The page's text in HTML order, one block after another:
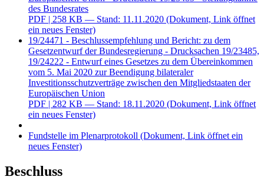
des Bundesrates
PDF | 258 KB — Stand: 11.11.2020 (Dokument, Link öffnet
ein neues Fenster)
19/24471 - Beschlussempfehlung und Bericht: zu dem
Gesetzentwurf der Bundesregierung - Drucksachen 19/23485,
19/24222 - Entwurf eines Gesetzes zu dem Übereinkommen
vom 5. Mai 2020 zur Beendigung bilateraler
Investitionsschutzverträge zwischen den Mitgliedstaaten der
Europäischen Union
PDF | 282 KB — Stand: 18.11.2020 (Dokument, Link öffnet
ein neues Fenster)
Fundstelle im Plenarprotokoll (Dokument, Link öffnet ein
neues Fenster)
Beschluss